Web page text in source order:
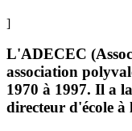
]
L'ADECEC
association
1970 à 1997. Il a
directeur d'école à